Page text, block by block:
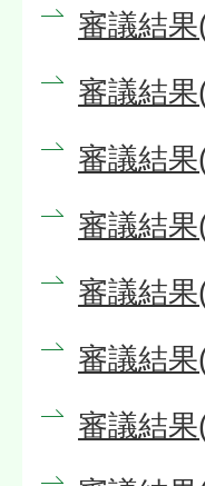
審議結
審議結
審議結
審議結
審議結
審議結
審議結